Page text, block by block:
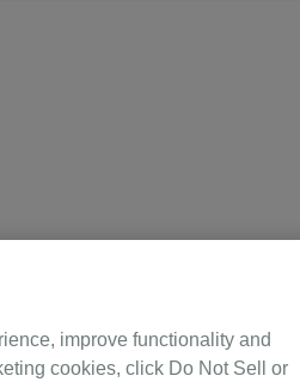
improve functionality and
cookies, click Do Not Sell or